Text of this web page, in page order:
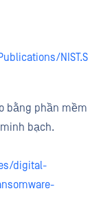
NIST.S
bằng phần mềm
bạch.
digital-